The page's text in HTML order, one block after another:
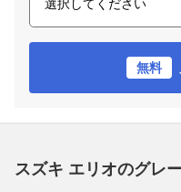
無料
スズキ エリオのグレ